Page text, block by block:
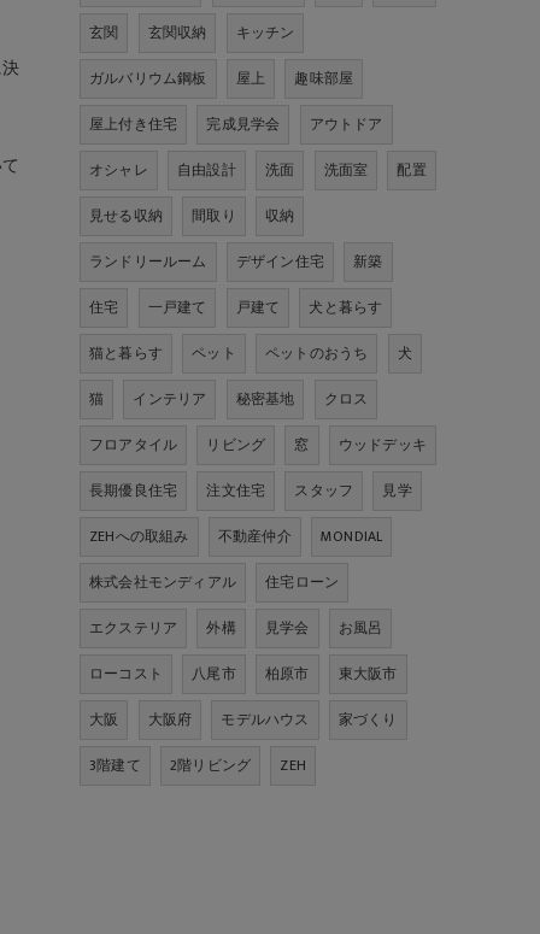
玄関
玄関収納
キッチン
ガルバリウム鋼板
屋上
趣味部屋
屋上付き住宅
完成見学会
アウトドア
オシャレ
自由設計 洗面 洗面室
配置
見せる収納
間取り
収納
ランドリールーム
デザイン住宅
新築
住宅
一戸建て 戸建て
犬と暮らす
猫と暮らす
ペット ペットのおうち
犬
猫
インテリア 秘密基地
クロス
フロアタイル
リビング 窓
ウッドデッキ
長期優良住宅
注文住宅 スタッフ
見学
ZEHへの取組み
不動産仲介
MONDIAL
株式会社モンディアル
住宅ローン
エクステリア
外構 見学会
お風呂
ローコスト
八尾市 柏原市
東大阪市
大阪
大阪府 モデルハウス
家づくり
3階建て
2階リビング ZEH